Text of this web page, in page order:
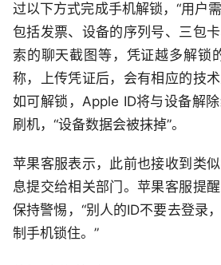
过以下方式完成手机解锁，“用户
包括发票、设备的序列号、三包
索的聊天截图等，凭证越多解锁
称，上传凭证后，会有相应的技术
如可解锁，Apple ID将与设备解
刷机，“设备数据会被抹掉”。
苹果客服表示，此前也接收到类
息提交给相关部门。苹果客服提
保持警惕，“别人的ID不要去登录
制手机锁住。”